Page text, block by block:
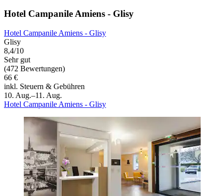
Hotel Campanile Amiens - Glisy
Hotel Campanile Amiens - Glisy
Glisy
8,4/10
Sehr gut
(472 Bewertungen)
66 €
inkl. Steuern & Gebühren
10. Aug.–11. Aug.
Hotel Campanile Amiens - Glisy